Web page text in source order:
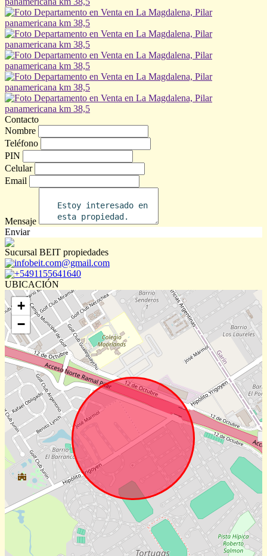
Contacto
Nombre
Teléfono
PIN
Celular
Email
Mensaje
Enviar
Sucursal BEIT propiedades
infobeit.com@gmail.com
+5491155641640
UBICACIÓN
+
−